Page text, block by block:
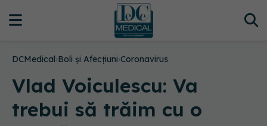
DCMedical›Boli și Afecțiuni›Coronavirus
Vlad Voiculescu: Va
trebui să trăim cu o